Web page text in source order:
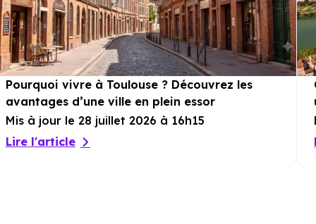
Pourquoi vivre à Toulouse ? Découvrez les
avantages d’une ville en plein essor
Mis à jour le 28 juillet 2026 à 16h15
Lire l'article